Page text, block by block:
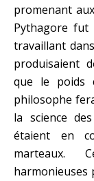
promenant
Pythagore fut
travaillant
produisaient
que le poids
philosophe
la science
étaient en
marteaux.
harmonieuses